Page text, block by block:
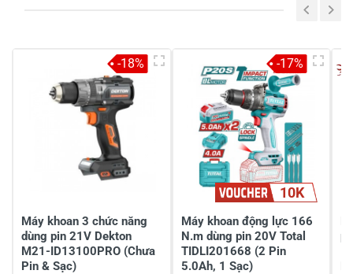
Gửi nhận xét
Máy khoan 3 chức năng
dùng pin 21V Dekton
M21-ID13100PRO (Chưa
Pin & Sạc)
-18%
10K
Máy khoan động lực 166
N.m dùng pin 20V Total
TIDLI201668 (2 Pin
5.0Ah, 1 Sạc)
-17%